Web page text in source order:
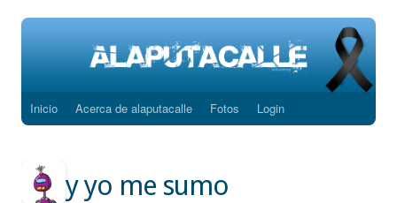
Saltar
contenido
Inicio Acerca de alaputacalle Fotos Login
y yo me sumo